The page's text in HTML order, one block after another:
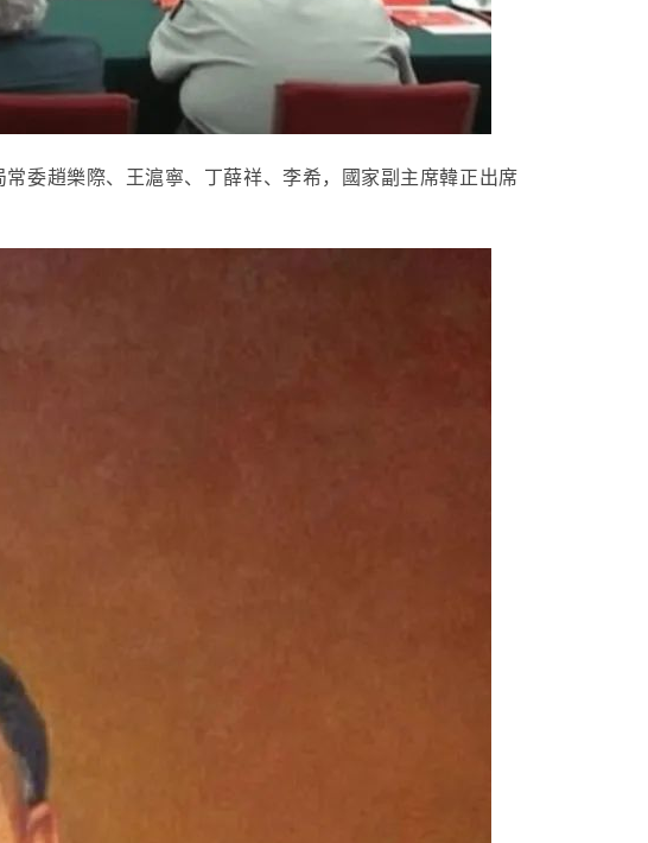
委趙樂際、王滬寧、丁薛祥、李希，國家副主席韓正出席